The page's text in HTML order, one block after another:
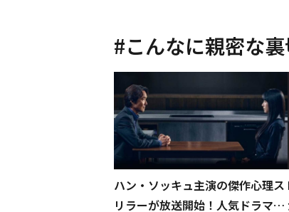
#こんなに親密な
ハン・ソッキュ主演の傑作心理ス
リラーが放送開始！人気ドラマ4